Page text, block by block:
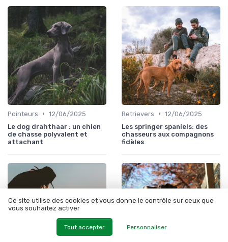
Pointeurs • 12/06/2025
Le dog drahthaar : un chien
de chasse polyvalent et
attachant
Retrievers • 12/06/2025
Les springer spaniels: des
chasseurs aux compagnons
fidèles
Ce site utilise des cookies et vous donne le contrôle sur ceux que
vous souhaitez activer
Tout accepter Personnaliser